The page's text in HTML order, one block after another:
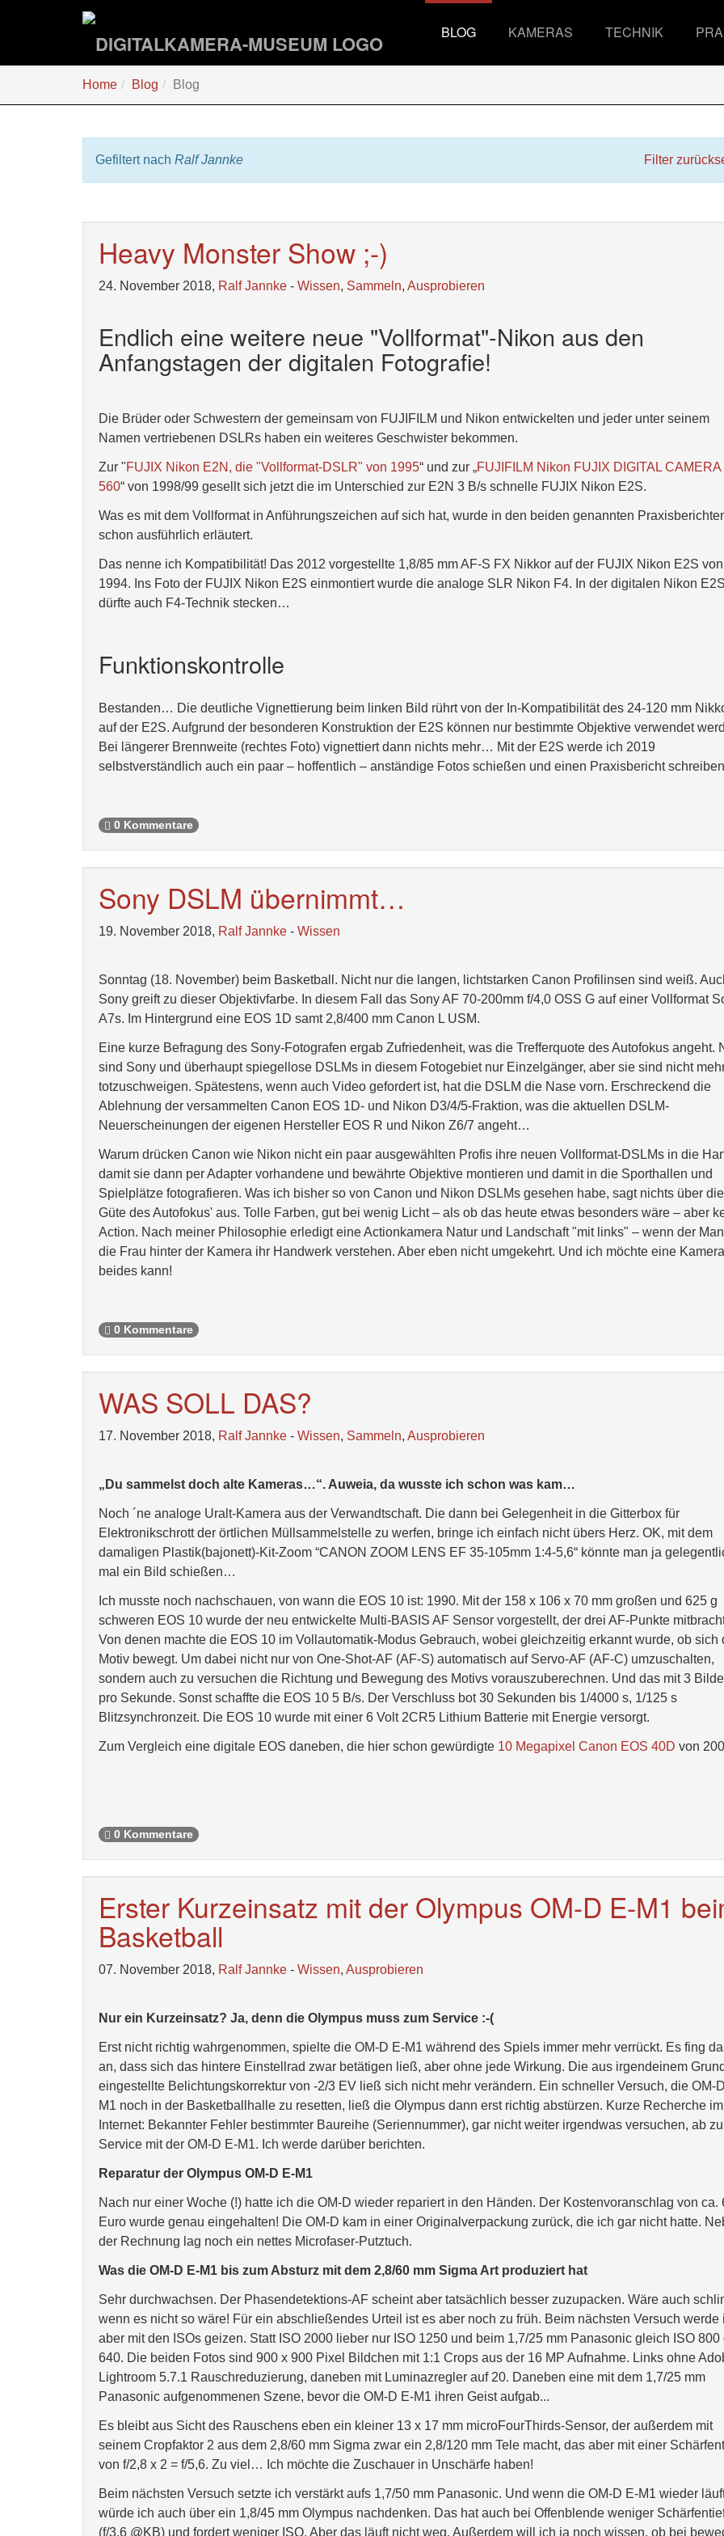
BLOG KAMERAS TECHNIK
sind
Home Blog Blog
Gefiltert nach Ralf Jannke Filter
Heavy Monster Show ;-)
24. November 2018, Ralf Jannke - Wissen, Sammeln, Ausprobieren
Endlich eine weitere neue "Vollformat"-Nikon aus den
Anfangstagen der digitalen Fotografie!
Die Brüder oder Schwestern der gemeinsam von FUJIFILM und Nikon entwickelten und jeder unter seinem
Namen vertriebenen DSLRs haben ein weiteres Geschwister bekommen.
Zur "FUJIX Nikon E2N, die "Vollformat-DSLR" von 1995“ und zur „FUJIFILM Nikon FUJIX DIGITAL CAMERA
560“ von 1998/99 gesellt sich jetzt die im Unterschied zur E2N 3 B/s schnelle FUJIX Nikon E2S.
Was es mit dem Vollformat in Anführungszeichen auf sich hat, wurde in den beiden genannten
schon ausführlich erläutert.
Das nenne ich Kompatibilität! Das 2012 vorgestellte 1,8/85 mm AF-S FX Nikkor auf der FUJIX Nikon E2S von
1994. Ins Foto der FUJIX Nikon E2S einmontiert wurde die analoge SLR Nikon F4. In der digitalen Nikon E2S
dürfte auch F4-Technik stecken…
Funktionskontrolle
Bestanden… Die deutliche Vignettierung beim linken Bild rührt von der In-Kompatibilität des 24-120 mm
auf der E2S. Aufgrund der besonderen Konstruktion der E2S können nur bestimmte Objektive verwendet
Bei längerer Brennweite (rechtes Foto) vignettiert dann nichts mehr… Mit der E2S werde ich 2019
selbstverständlich auch ein paar – hoffentlich – anständige Fotos schießen und einen Praxisbericht
0 Kommentare
Sony DSLM übernimmt…
19. November 2018, Ralf Jannke - Wissen
Sonntag (18. November) beim Basketball. Nicht nur die langen, lichtstarken Canon Profilinsen sind weiß.
Sony greift zu dieser Objektivfarbe. In diesem Fall das Sony AF 70-200mm f/4,0 OSS G auf einer Vollformat
A7s. Im Hintergrund eine EOS 1D samt 2,8/400 mm Canon L USM.
Eine kurze Befragung des Sony-Fotografen ergab Zufriedenheit, was die Trefferquote des Autofokus angeht.
sind Sony und überhaupt spiegellose DSLMs in diesem Fotogebiet nur Einzelgänger, aber sie sind nicht
totzuschweigen. Spätestens, wenn auch Video gefordert ist, hat die DSLM die Nase vorn. Erschreckend die
Ablehnung der versammelten Canon EOS 1D- und Nikon D3/4/5-Fraktion, was die aktuellen DSLM-
Neuerscheinungen der eigenen Hersteller EOS R und Nikon Z6/7 angeht…
Warum drücken Canon wie Nikon nicht ein paar ausgewählten Profis ihre neuen Vollformat-DSLMs in die
damit sie dann per Adapter vorhandene und bewährte Objektive montieren und damit in die Sporthallen und
Spielplätze fotografieren. Was ich bisher so von Canon und Nikon DSLMs gesehen habe, sagt nichts über die
Güte des Autofokus' aus. Tolle Farben, gut bei wenig Licht – als ob das heute etwas besonders wäre – aber
Action. Nach meiner Philosophie erledigt eine Actionkamera Natur und Landschaft "mit links" – wenn der
die Frau hinter der Kamera ihr Handwerk verstehen. Aber eben nicht umgekehrt. Und ich möchte eine
beides kann!
0 Kommentare
WAS SOLL DAS?
17. November 2018, Ralf Jannke - Wissen, Sammeln, Ausprobieren
„Du sammelst doch alte Kameras…“. Auweia, da wusste ich schon was kam…
Noch ´ne analoge Uralt-Kamera aus der Verwandtschaft. Die dann bei Gelegenheit in die Gitterbox für
Elektronikschrott der örtlichen Müllsammelstelle zu werfen, bringe ich einfach nicht übers Herz. OK, mit dem
damaligen Plastik(bajonett)-Kit-Zoom “CANON ZOOM LENS EF 35-105mm 1:4-5,6“ könnte man ja
mal ein Bild schießen…
Ich musste noch nachschauen, von wann die EOS 10 ist: 1990. Mit der 158 x 106 x 70 mm großen und 625 g
schweren EOS 10 wurde der neu entwickelte Multi-BASIS AF Sensor vorgestellt, der drei AF-Punkte
Von denen machte die EOS 10 im Vollautomatik-Modus Gebrauch, wobei gleichzeitig erkannt wurde, ob sich
Motiv bewegt. Um dabei nicht nur von One-Shot-AF (AF-S) automatisch auf Servo-AF (AF-C) umzuschalten,
sondern auch zu versuchen die Richtung und Bewegung des Motivs vorauszuberechnen. Und das mit 3
pro Sekunde. Sonst schaffte die EOS 10 5 B/s. Der Verschluss bot 30 Sekunden bis 1/4000 s, 1/125 s
Blitzsynchronzeit. Die EOS 10 wurde mit einer 6 Volt 2CR5 Lithium Batterie mit Energie versorgt.
Zum Vergleich eine digitale EOS daneben, die hier schon gewürdigte 10 Megapixel Canon EOS 40D von
0 Kommentare
Erster Kurzeinsatz mit der Olympus OM-D E-M1
Basketball
07. November 2018, Ralf Jannke - Wissen, Ausprobieren
Nur ein Kurzeinsatz? Ja, denn die Olympus muss zum Service :-(
Erst nicht richtig wahrgenommen, spielte die OM-D E-M1 während des Spiels immer mehr verrückt. Es fing
an, dass sich das hintere Einstellrad zwar betätigen ließ, aber ohne jede Wirkung. Die aus irgendeinem Grund
eingestellte Belichtungskorrektur von -2/3 EV ließ sich nicht mehr verändern. Ein schneller Versuch, die OM-
M1 noch in der Basketballhalle zu resetten, ließ die Olympus dann erst richtig abstürzen. Kurze Recherche im
Internet: Bekannter Fehler bestimmter Baureihe (Seriennummer), gar nicht weiter irgendwas versuchen, ab
Service mit der OM-D E-M1. Ich werde darüber berichten.
Reparatur der Olympus OM-D E-M1
Nach nur einer Woche (!) hatte ich die OM-D wieder repariert in den Händen. Der Kostenvoranschlag von ca.
Euro wurde genau eingehalten! Die OM-D kam in einer Originalverpackung zurück, die ich gar nicht hatte.
der Rechnung lag noch ein nettes Microfaser-Putztuch.
Was die OM-D E-M1 bis zum Absturz mit dem 2,8/60 mm Sigma Art produziert hat
Sehr durchwachsen. Der Phasendetektions-AF scheint aber tatsächlich besser zuzupacken. Wäre auch
wenn es nicht so wäre! Für ein abschließendes Urteil ist es aber noch zu früh. Beim nächsten Versuch werde
aber mit den ISOs geizen. Statt ISO 2000 lieber nur ISO 1250 und beim 1,7/25 mm Panasonic gleich ISO 800
640. Die beiden Fotos sind 900 x 900 Pixel Bildchen mit 1:1 Crops aus der 16 MP Aufnahme. Links ohne
Lightroom 5.7.1 Rauschreduzierung, daneben mit Luminazregler auf 20. Daneben eine mit dem 1,7/25 mm
Panasonic aufgenommenen Szene, bevor die OM-D E-M1 ihren Geist aufgab...
Es bleibt aus Sicht des Rauschens eben ein kleiner 13 x 17 mm microFourThirds-Sensor, der außerdem mit
seinem Cropfaktor 2 aus dem 2,8/60 mm Sigma zwar ein 2,8/120 mm Tele macht, das aber mit einer
von f/2,8 x 2 = f/5,6. Zu viel… Ich möchte die Zuschauer in Unschärfe haben!
Beim nächsten Versuch setzte ich verstärkt aufs 1,7/50 mm Panasonic. Und wenn die OM-D E-M1 wieder
würde ich auch über ein 1,8/45 mm Olympus nachdenken. Das hat auch bei Offenblende weniger
(f/3,6 @KB) und fordert weniger ISO. Aber das läuft nicht weg. Außerdem will ich ja noch wissen, ob bei